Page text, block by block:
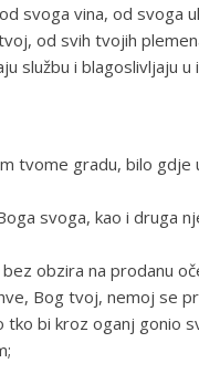
svoga vina, od svoga
od svih tvojih
službu i blagoslivljaju u
tvome gradu, bilo
svoga, kao i druga
obzira na prodanu
Bog tvoj, nemoj se
bi kroz oganj gonio